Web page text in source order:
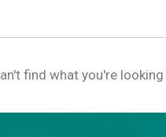
find what you're